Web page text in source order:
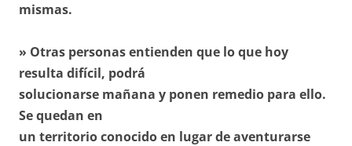
mismas.
» Otras personas entienden que lo que hoy
resulta difícil, podrá
solucionarse mañana y ponen remedio para ello.
Se quedan en
un territorio conocido en lugar de aventurarse